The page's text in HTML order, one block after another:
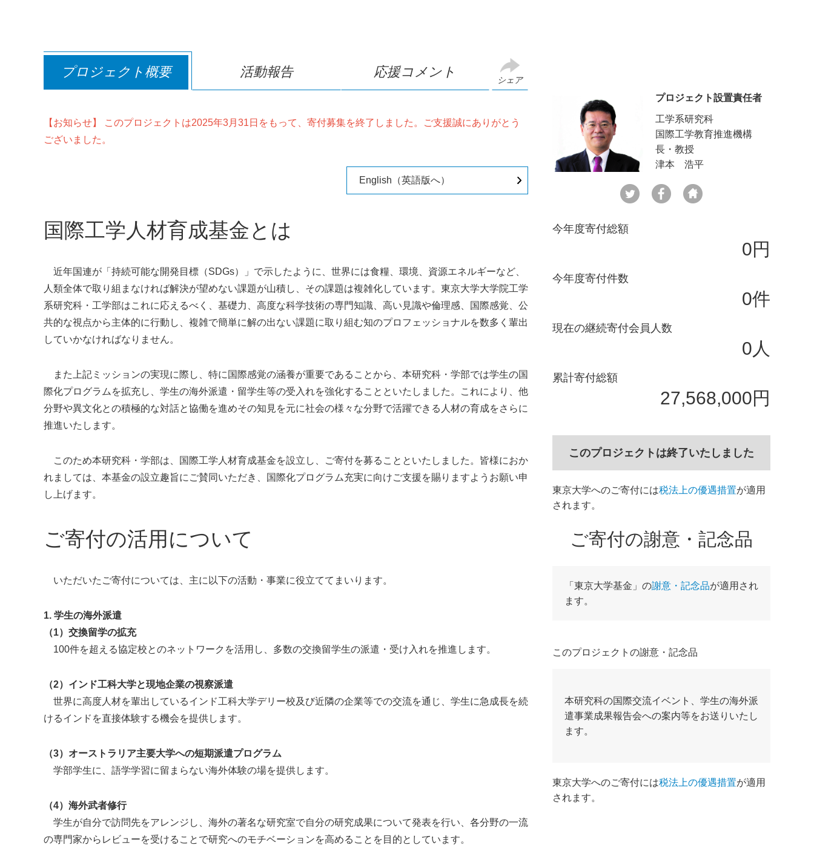
プロジェクト概要 活動報告 応援コメント
シェア
【お知らせ】 このプロジェクトは2025年3月31日をもって、寄付募集を終了しました。ご支援誠にありがとう
ございました。
English（英語版へ）
国際工学人材育成基金とは
近年国連が「持続可能な開発目標（SDGs）」で示したように、世界には食糧、環境、資源エネルギーなど、
人類全体で取り組まなければ解決が望めない課題が山積し、その課題は複雑化しています。東京大学大学院工学
系研究科・工学部はこれに応えるべく、基礎力、高度な科学技術の専門知識、高い見識や倫理感、国際感覚、公
共的な視点から主体的に行動し、複雑で簡単に解の出ない課題に取り組む知のプロフェッショナルを数多く輩出
していかなければなりません。
また上記ミッションの実現に際し、特に国際感覚の涵養が重要であることから、本研究科・学部では学生の国
際化プログラムを拡充し、学生の海外派遣・留学生等の受入れを強化することといたしました。これにより、他
分野や異文化との積極的な対話と協働を進めその知見を元に社会の様々な分野で活躍できる人材の育成をさらに
推進いたします。
このため本研究科・学部は、国際工学人材育成基金を設立し、ご寄付を募ることといたしました。皆様におか
れましては、本基金の設立趣旨にご賛同いただき、国際化プログラム充実に向けご支援を賜りますようお願い申
し上げます。
ご寄付の活用について
いただいたご寄付については、主に以下の活動・事業に役立ててまいります。
1. 学生の海外派遣
（1）交換留学の拡充
100件を超える協定校とのネットワークを活用し、多数の交換留学生の派遣・受け入れを推進します。
（2）インド工科大学と現地企業の視察派遣
世界に高度人材を輩出しているインド工科大学デリー校及び近隣の企業等での交流を通じ、学生に急成長を続
けるインドを直接体験する機会を提供します。
（3）オーストラリア主要大学への短期派遣プログラム
学部学生に、語学学習に留まらない海外体験の場を提供します。
（4）海外武者修行
学生が自分で訪問先をアレンジし、海外の著名な研究室で自分の研究成果について発表を行い、各分野の一流
の専門家からレビューを受けることで研究へのモチベーションを高めることを目的としています。
プロジェクト設置責任者
工学系研究科
国際工学教育推進機構
長・教授
津本 浩平
今年度寄付総額
0円
今年度寄付件数
0件
現在の継続寄付会員人数
0人
累計寄付総額
27,568,000円
このプロジェクトは終了いたしました
東京大学へのご寄付には税法上の優遇措置が適用
されます。
ご寄付の謝意・記念品
「東京大学基金」の謝意・記念品が適用され
ます。
このプロジェクトの謝意・記念品
本研究科の国際交流イベント、学生の海外派
遣事業成果報告会への案内等をお送りいたし
ます。
東京大学へのご寄付には税法上の優遇措置が適用
されます。